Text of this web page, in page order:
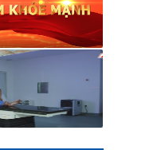
giải khát cho
và tập huấn
thuốc lá
thanh, ánh
truyền hoạt
Tuần lễ
lá năm